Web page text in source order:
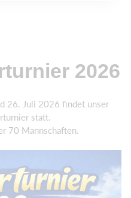
2026
26. Juli 2026 findet unser
statt.
70 Mannschaften.